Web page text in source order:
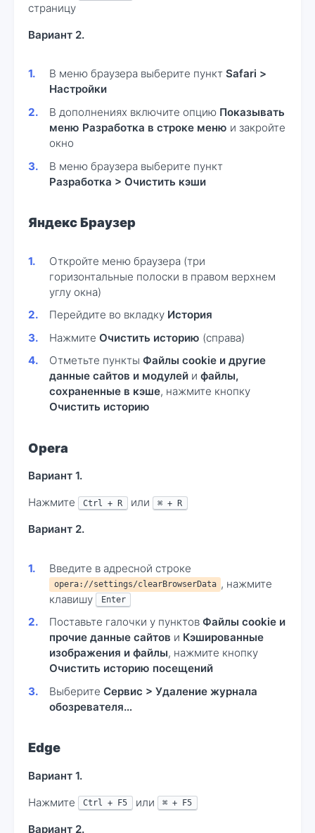
страницу
Вариант 2.
В меню браузера выберите пунктSafari >
Настройки
В дополнениях включите опцию Показывать
меню Разработка в строке меню и закройте
окно
В меню браузера выберите пункт
Разработка > Очистить кэши
Яндекс Браузер
Откройте меню браузера (три
горизонтальные полоски в правом верхнем
углу окна)
Перейдите во вкладку История
НажмитеОчистить историю (справа)
Отметьте пунктыФайлы cookie и другие
данные сайтов и модулей ифайлы,
сохраненные в кэше, нажмите кнопку
Очистить историю
Opera
Вариант 1.
Нажмите
Ctrl + R или ⌘ + R
Вариант 2.
Введите в адресной строке
opera://settings/clearBrowserData , нажмите
клавишу
Enter
Поставьте галочки у пунктовФайлы cookie и
прочие данные сайтов и Кэшированные
изображения и файлы, нажмите кнопку
Очистить историю посещений
ВыберитеСервис > Удаление журнала
обозревателя…
Edge
Вариант 1.
Нажмите
Ctrl + F5 или ⌘ + F5
Вариант 2.